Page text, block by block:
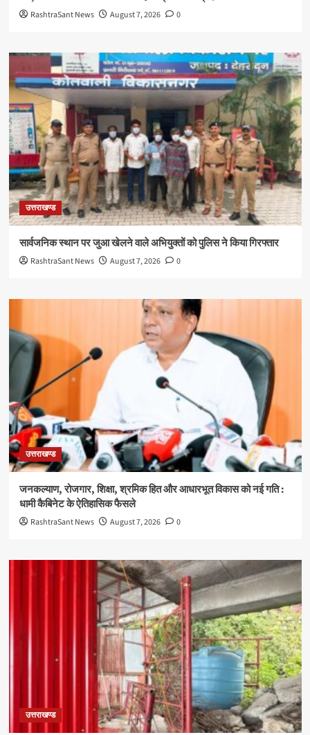
RashtraSant News August 7, 2026 0
उत्तराखण्ड
सार्वजनिक स्थान पर जुआ खेलने वाले अभियुक्तों को पुलिस ने किया गिरफ्तार
RashtraSant News August 7, 2026 0
उत्तराखण्ड
जनकल्याण, रोजगार, शिक्षा, श्रमिक हित और आधारभूत विकास को नई गति :
धामी कैबिनेट के ऐतिहासिक फैसले
RashtraSant News August 7, 2026 0
उत्तराखण्ड